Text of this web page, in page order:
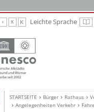
K K K Leichte Sprache
STARTSEITE Bürger Rathaus
Angelegenheiten Verkehr